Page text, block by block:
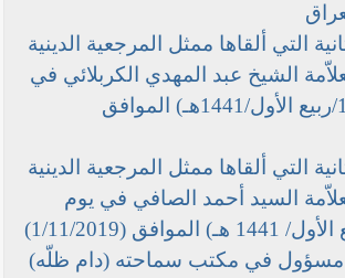
التي ألقاها ممثل المرجعية الدينية
الشيخ عبد المهدي الكربلائي في
يوم الجمعة (10/ربيع الأول/1441هـ) الموافق
التي ألقاها ممثل المرجعية الدينية
السيد أحمد الصافي في يوم
مسؤول في مكتب سماحته (دام ظلّه)